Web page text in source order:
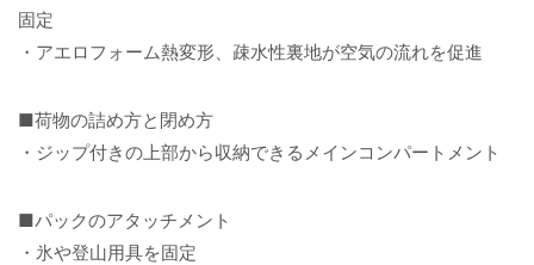
固定
・アエロフォーム熱変形、疎水性裏地が空気の流れを促進
■荷物の詰め方と閉め方
・ジップ付きの上部から収納できるメインコンパートメント
■パックのアタッチメント
・氷や登山用具を固定